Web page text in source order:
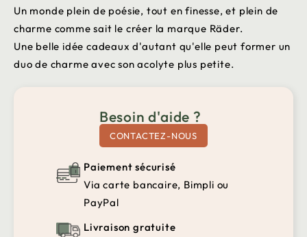
Un monde plein de poésie, tout en finesse, et plein de
charme comme sait le créer la marque Räder.
Une belle idée cadeaux d'autant qu'elle peut former un
duo de charme avec son acolyte plus petite.
Besoin d'aide ?
CONTACTEZ-NOUS
Paiement sécurisé
Via carte bancaire, Bimpli ou
PayPal
Livraison gratuite